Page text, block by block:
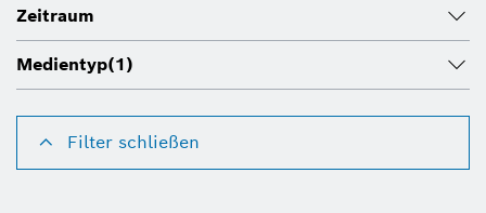
Zeitraum
Medientyp(1)
Filter schließen